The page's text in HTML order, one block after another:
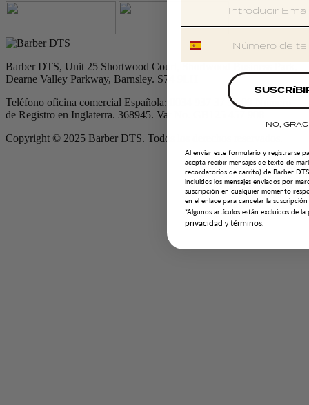
Barber DTS, Unit 25 Shortwood Court, Shortwood Business Park,
Dearne Valley Parkway, Barnsley. S74 9LH
Teléfono oficina comercial Española: 0034 937 37 93 09 Número
de Registro en Inglaterra. 368945. Vat No. GB125 457 908
Copyright © 2025 Barber DTS. Todos los derechos reservados.
NO,
Al enviar este formulario y registrarse
acepta recibir mensajes de texto de
recordatorios de carrito) de Barber
incluidos los mensajes enviados por
suscripción en cualquier momento
en el enlace para cancelar la
*Algunos artículos están excluidos de
privacidad ytérminos.